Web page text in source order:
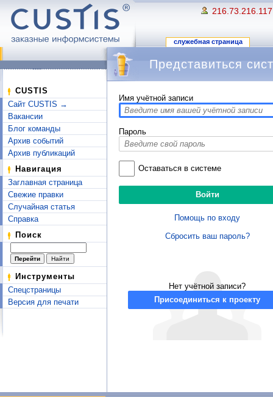
216.73.216.117
служебная страница
CUSTIS
Сайт CUSTIS →
Вакансии
Блог команды
Архив событий
Архив публикаций
Навигация
Заглавная страница
Свежие правки
Случайная статья
Справка
Поиск
Инструменты
Спецстраницы
Версия для печати
Представиться
Имя учётной записи
Пароль
Оставаться в системе
Помощь по входу
Сбросить ваш пароль?
Нет учётной записи?
Присоединиться к проекту